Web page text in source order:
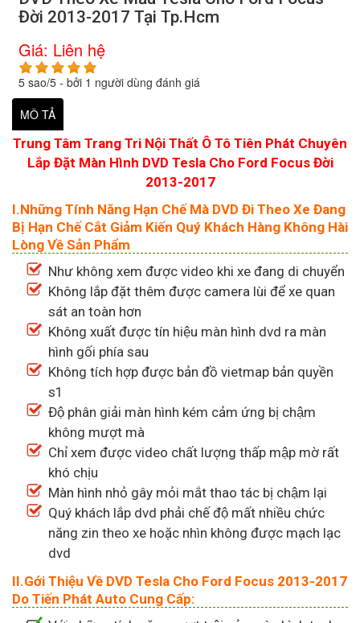
Đời 2013-2017 Tại Tp.Hcm
Giá: Liên hệ
5 sao/5 - bởi 1 người dùng đánh giá
MÔ TẢ
Trung Tâm Trang Tri Nội Thất Ô Tô Tiên Phát Chuyên
Lắp Đặt Màn Hình DVD Tesla Cho Ford Focus Đời
2013-2017
I.Những Tính Năng Hạn Chế Mà DVD Đi Theo Xe Đang
Bị Hạn Chế Cắt Giảm Kiến Quý Khách Hàng Không Hài
Lòng Về Sản Phẩm
Như không xem được video khi xe đang di chuyển
Không lắp đặt thêm được camera lùi để xe quan
sát an toàn hơn
Không xuất được tín hiệu màn hình dvd ra màn
hình gối phía sau
Không tích hợp được bản đồ vietmap bản quyền
s1
Độ phân giải màn hình kém cảm ứng bị chậm
không mượt mà
Chỉ xem được video chất lượng thấp mập mờ rất
khó chịu
Màn hình nhỏ gây mỏi mắt thao tác bị chậm lại
Quý khách lắp dvd phải chế độ mất nhiều chức
năng zin theo xe hoặc nhìn không được mạch lạc
dvd
II.Gới Thiệu Về DVD Tesla Cho Ford Focus 2013-2017
Do Tiến Phát Auto Cung Cấp: